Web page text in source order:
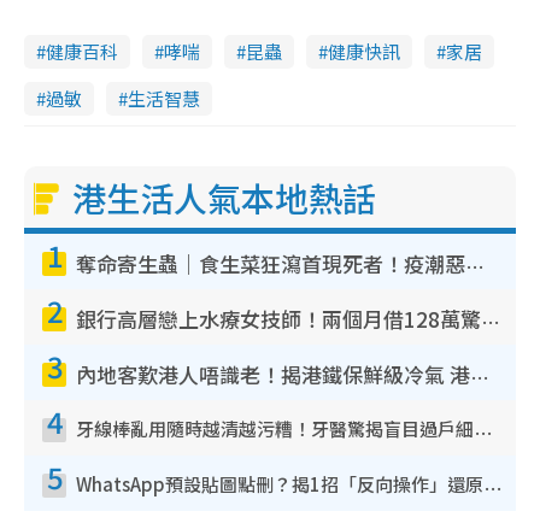
健康百科 哮喘 昆蟲 健康快訊
家居
過敏
生活智慧
港生活人氣本地熱話
1 奪命寄生蟲｜食生菜狂瀉首現死者！疫潮惡化錄1.8萬宗病例 揭洗菜3大謬誤
2 銀行高層戀上水療女技師！兩個月借128萬驚覺「沉船」沉落火海 揭背後疑似邪教操控賣淫
3 內地客歎港人唔識老！揭港鐵保鮮級冷氣 港人求放過：咪投訴
4 牙線棒亂用隨時越清越污糟！牙醫驚揭盲目過戶細菌恐致蛀牙：呢種先係日常真保養
5 WhatsApp預設貼圖點刪？揭1招「反向操作」還原簡潔介面 附3步實測教學